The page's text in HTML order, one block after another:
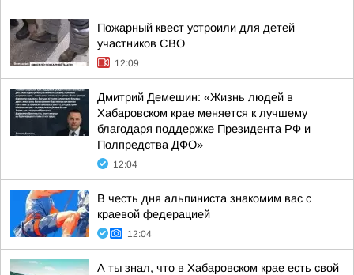
Пожарный квест устроили для детей
участников СВО
12:09
Дмитрий Демешин: «Жизнь людей в
Хабаровском крае меняется к лучшему
благодаря поддержке Президента РФ и
Полпредства ДФО»
12:04
В честь дня альпиниста знакомим вас с
краевой федерацией
12:04
А ты знал, что в Хабаровском крае есть свой